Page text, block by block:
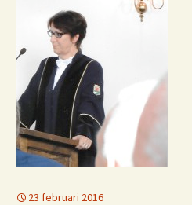
23 februari 2016